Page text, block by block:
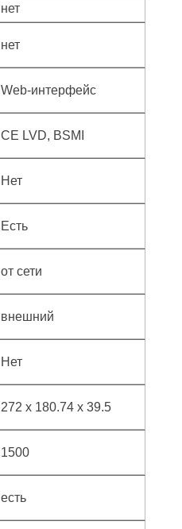
нет
нет
Web-интерфейс
CE LVD, BSMI
Нет
Есть
от сети
внешний
Нет
272 x 180.74 x 39.5
1500
есть